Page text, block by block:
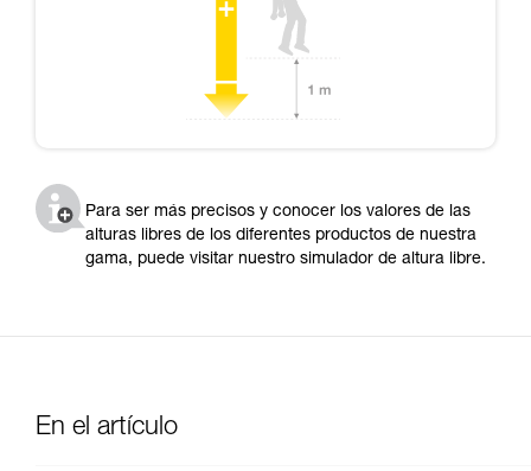
Para ser más precisos y conocer los valores de las
alturas libres de los diferentes productos de nuestra
gama, puede visitar nuestro simulador de altura libre.
En el artículo